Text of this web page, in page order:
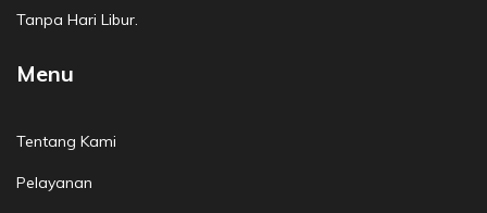
Tanpa Hari Libur.
Menu
Tentang Kami
Pelayanan